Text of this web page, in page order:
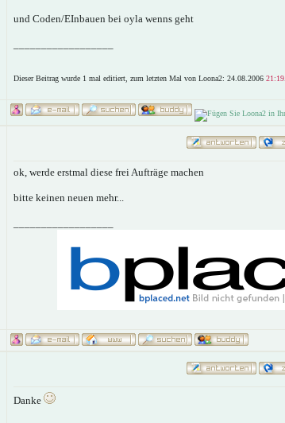
und Coden/EInbauen bei oyla wenns geht
Dieser Beitrag wurde 1 mal editiert, zum letzten Mal von Loona2: 24.08.2006 21:19
ok, werde erstmal diese frei Aufträge machen
bitte keinen neuen mehr...
Danke